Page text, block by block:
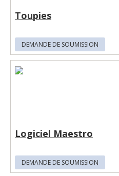
Toupies
DEMANDE DE SOUMISSION
Logiciel Maestro
DEMANDE DE SOUMISSION